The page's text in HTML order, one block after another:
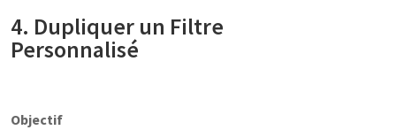
4. Dupliquer un Filtre
Personnalisé
Objectif